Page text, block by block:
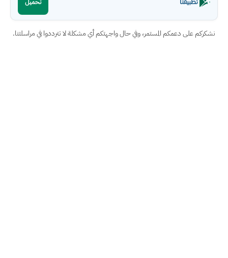
نشكركم على دعمكم المستمر، وفي حال واجهتكم أي مشكلة لا تترددوا في مراسلتنا.